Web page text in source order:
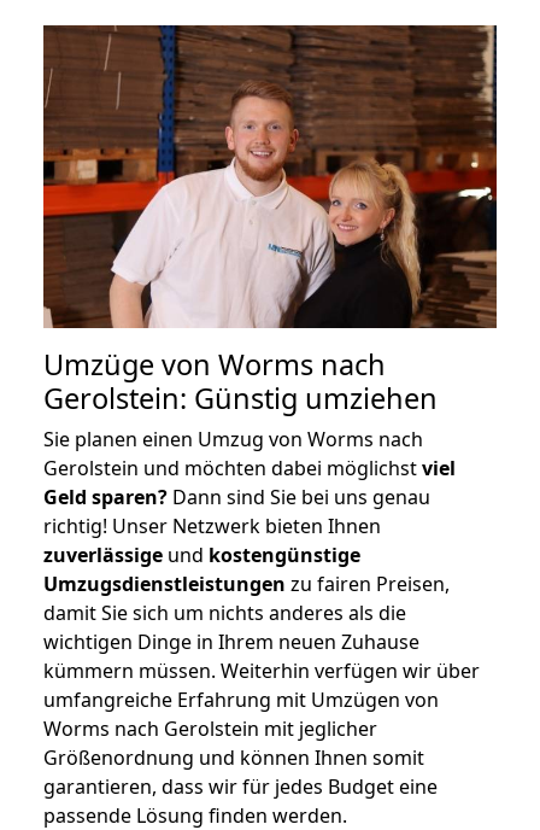
Umzüge von Worms nach
Gerolstein: Günstig umziehen
Sie planen einen Umzug von Worms nach
Gerolstein und möchten dabei möglichstviel
Geld sparen? Dann sind Sie bei uns genau
richtig! Unser Netzwerk bieten Ihnen
zuverlässige und kostengünstige
Umzugsdienstleistungen zu fairen Preisen,
damit Sie sich um nichts anderes als die
wichtigen Dinge in Ihrem neuen Zuhause
kümmern müssen. Weiterhin verfügen wir über
umfangreiche Erfahrung mit Umzügen von
Worms nach Gerolstein mit jeglicher
Größenordnung und können Ihnen somit
garantieren, dass wir für jedes Budget eine
passende Lösung finden werden.